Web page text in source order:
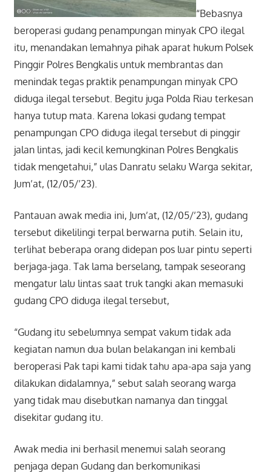
“Bebasnya
beroperasi gudang penampungan minyak CPO ilegal
itu, menandakan lemahnya pihak aparat hukum Polsek
Pinggir Polres Bengkalis untuk membrantas dan
menindak tegas praktik penampungan minyak CPO
diduga ilegal tersebut. Begitu juga Polda Riau terkesan
hanya tutup mata. Karena lokasi gudang tempat
penampungan CPO diduga ilegal tersebut di pinggir
jalan lintas, jadi kecil kemungkinan Polres Bengkalis
tidak mengetahui,” ulas Danratu selaku Warga sekitar,
Jum’at, (12/05/’23).
Pantauan awak media ini, Jum’at, (12/05/’23), gudang
tersebut dikelilingi terpal berwarna putih. Selain itu,
terlihat beberapa orang didepan pos luar pintu seperti
berjaga-jaga. Tak lama berselang, tampak seseorang
mengatur lalu lintas saat truk tangki akan memasuki
gudang CPO diduga ilegal tersebut,
“Gudang itu sebelumnya sempat vakum tidak ada
kegiatan namun dua bulan belakangan ini kembali
beroperasi Pak tapi kami tidak tahu apa-apa saja yang
dilakukan didalamnya,” sebut salah seorang warga
yang tidak mau disebutkan namanya dan tinggal
disekitar gudang itu.
Awak media ini berhasil menemui salah seorang
penjaga depan Gudang dan berkomunikasi